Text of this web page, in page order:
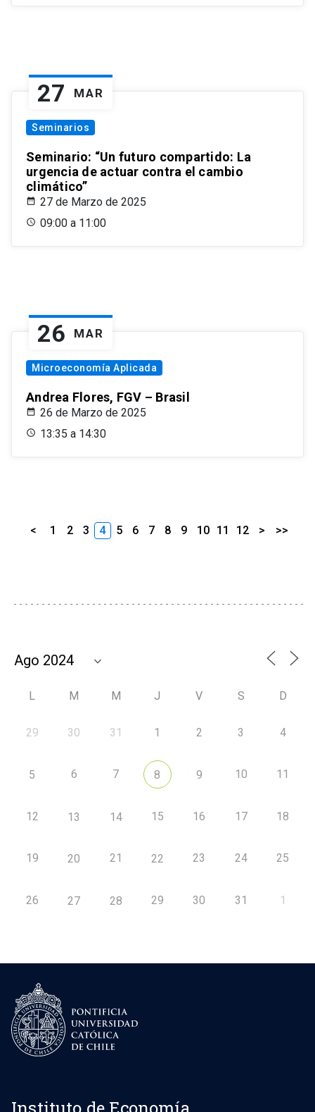
27 MAR
Seminarios
Seminario: “Un futuro compartido: La
urgencia de actuar contra el cambio
climático”
27 de Marzo de 2025
09:00 a 11:00
26 MAR
Microeconomía Aplicada
Andrea Flores, FGV – Brasil
26 de Marzo de 2025
13:35 a 14:30
< 1 2 3 4 5 6 7 8 9 10 11 12 > >>
L M M J V S D
29 30 31 1 2 3 4
5 6 7 8 9 10 11
12 13 14 15 16 17 18
19 20 21 22 23 24 25
26 27 28 29 30 31 1